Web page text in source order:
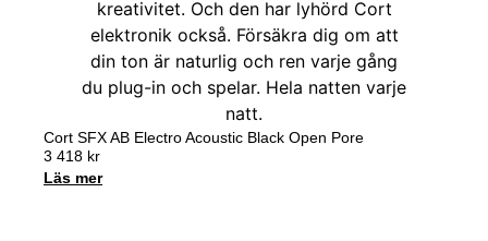
Cort SFX AB Electro Acoustic Black Open Pore
3 418 kr
Läs mer